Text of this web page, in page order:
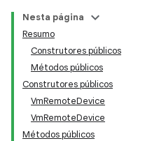
Nesta página
Resumo
Construtores públicos
Métodos públicos
Construtores públicos
VmRemoteDevice
VmRemoteDevice
Métodos públicos